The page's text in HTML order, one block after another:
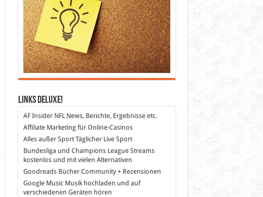
Links DeLuXe!
AF InsiderNFL News, Berichte, Ergebnisse etc.
Affiliate Marketingfür Online-Casinos
Alles außer SportTäglicher Live Sport
Bundesliga und Champions League Streams
kostenlos und mit vielen Alternativen
GoodreadsBücher Community + Rezensionen
Google MusicMusik hochladen und auf
verschiedenen Geräten hören